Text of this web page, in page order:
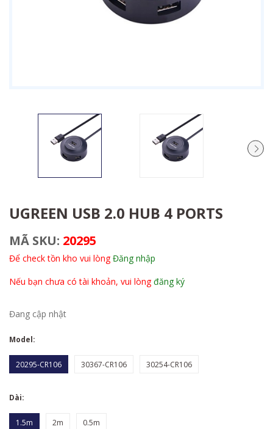
UGREEN USB 2.0 HUB 4 PORTS
MÃ SKU: 20295
Để check tồn kho vui lòngĐăng nhập
Nếu bạn chưa có tài khoản, vui lòngđăng ký
Đang cập nhật
Model:
20295-CR106 30367-CR106 30254-CR106
Dài:
1.5m 2m 0.5m